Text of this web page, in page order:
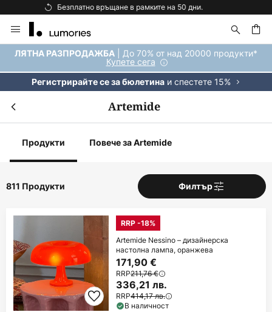
Безплатна доставка над 92 €.
Прескачане
към
съдържанието
ЛЯТНА РАЗПРОДАЖБА | До 70% от над 20000 продукти*
Купете сега
Регистрирайте се за бюлетинаи спестете 15%
Artemide
Продукти Повече за Artemide
811 Продукти Филтър
RRP -18%
Artemide Nessino – дизайнерска
настолна лампа, оранжева
171,90 €
RRP211,76 €
336,21 лв.
RRP414,17 лв.
В наличност